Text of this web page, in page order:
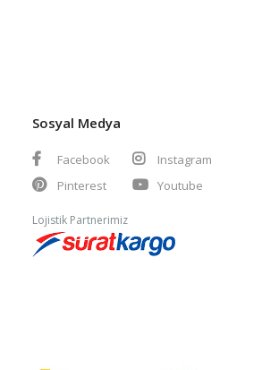
Sosyal Medya
Facebook
Instagram
Pinterest
Youtube
Lojistik Partnerimiz